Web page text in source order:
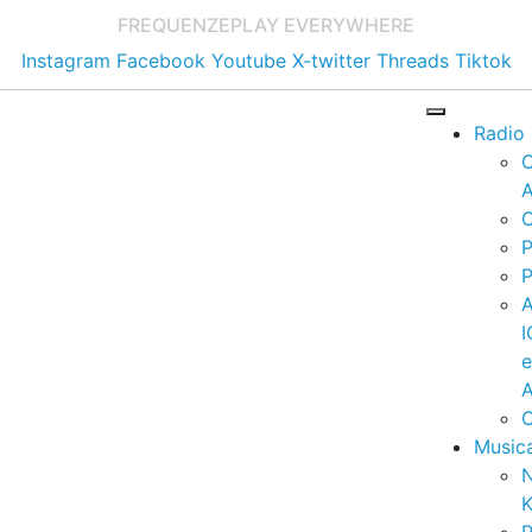
FREQUENZEPLAY EVERYWHERE
Instagram Facebook Youtube X-twitter Threads Tiktok
Radio
e